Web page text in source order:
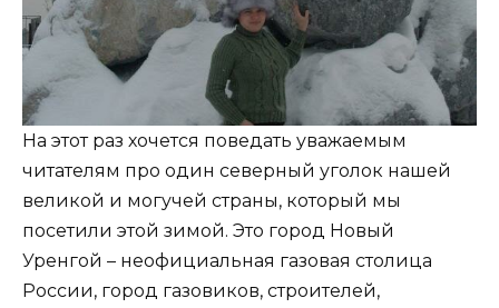
На этот раз хочется поведать уважаемым
читателям про один северный уголок нашей
великой и могучей страны, который мы
посетили этой зимой. Это город Новый
Уренгой – неофициальная газовая столица
России, город газовиков, строителей,